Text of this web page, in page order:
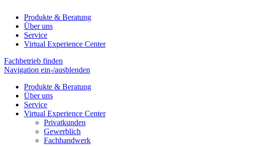
Produkte & Beratung
Über uns
Service
Virtual Experience Center
Fachbetrieb finden
Navigation ein-/ausblenden
Produkte & Beratung
Über uns
Service
Virtual Experience Center
Privatkunden
Gewerblich
Fachhandwerk